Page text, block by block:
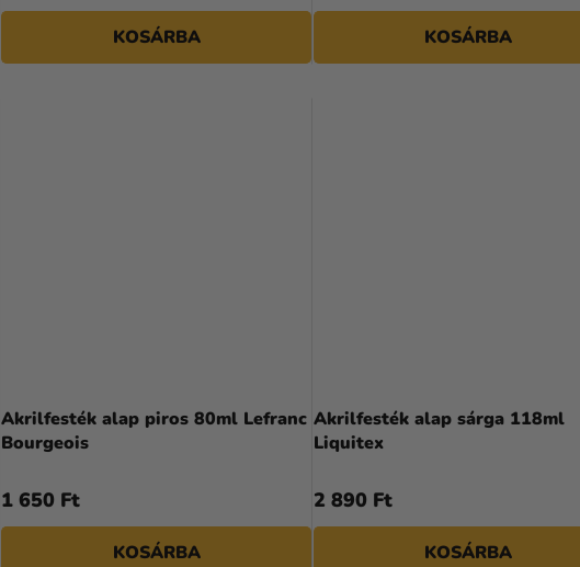
KOSÁRBA KOSÁRBA
Akrilfesték alap piros 80ml Lefranc
Bourgeois
1 650 Ft
KOSÁRBA
Akrilfesték alap sárga 118ml
Liquitex
2 890 Ft
KOSÁRBA